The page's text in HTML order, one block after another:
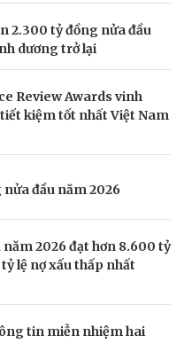
2.300 tỷ đồng nửa đầu
dương trở lại
Review Awards vinh
kiệm tốt nhất Việt Nam
nửa đầu năm 2026
2026 đạt hơn 8.600 tỷ
lệ nợ xấu thấp nhất
tin miễn nhiệm hai